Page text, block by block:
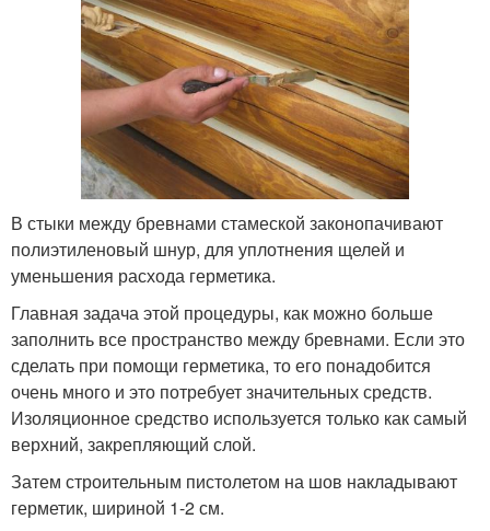
В стыки между бревнами стамеской законопачивают
полиэтиленовый шнур, для уплотнения щелей и
уменьшения расхода герметика.
Главная задача этой процедуры, как можно больше
заполнить все пространство между бревнами. Если это
сделать при помощи герметика, то его понадобится
очень много и это потребует значительных средств.
Изоляционное средство используется только как самый
верхний, закрепляющий слой.
Затем строительным пистолетом на шов накладывают
герметик, шириной 1-2 см.